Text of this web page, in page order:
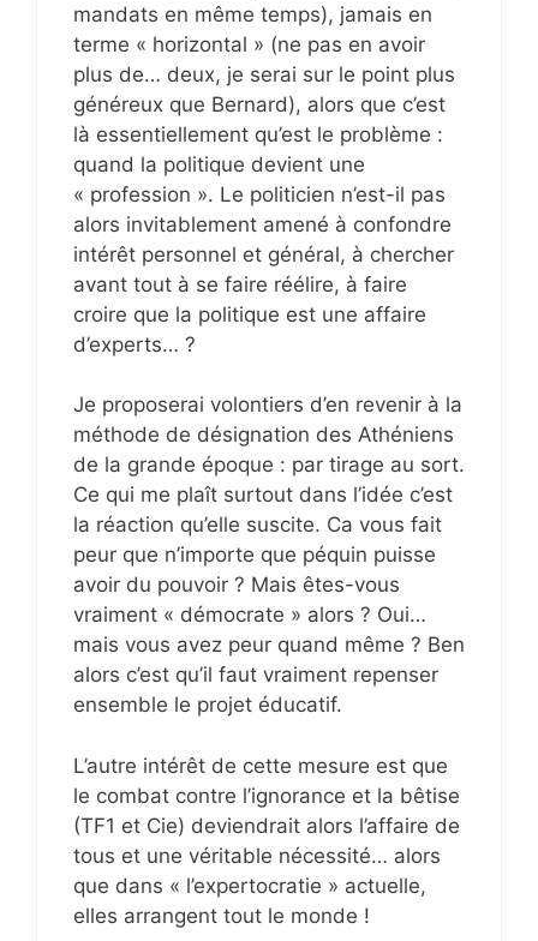
mandats en même temps), jamais en
terme « horizontal » (ne pas en avoir
plus de… deux, je serai sur le point plus
généreux que Bernard), alors que c’est
là essentiellement qu’est le problème :
quand la politique devient une
« profession ». Le politicien n’est-il pas
alors invitablement amené à confondre
intérêt personnel et général, à chercher
avant tout à se faire réélire, à faire
croire que la politique est une affaire
d’experts… ?
Je proposerai volontiers d’en revenir à la
méthode de désignation des Athéniens
de la grande époque : par tirage au sort.
Ce qui me plaît surtout dans l’idée c’est
la réaction qu’elle suscite. Ca vous fait
peur que n’importe que péquin puisse
avoir du pouvoir ? Mais êtes-vous
vraiment « démocrate » alors ? Oui…
mais vous avez peur quand même ? Ben
alors c’est qu’il faut vraiment repenser
ensemble le projet éducatif.
L’autre intérêt de cette mesure est que
le combat contre l’ignorance et la bêtise
(TF1 et Cie) deviendrait alors l’affaire de
tous et une véritable nécessité… alors
que dans « l’expertocratie » actuelle,
elles arrangent tout le monde !